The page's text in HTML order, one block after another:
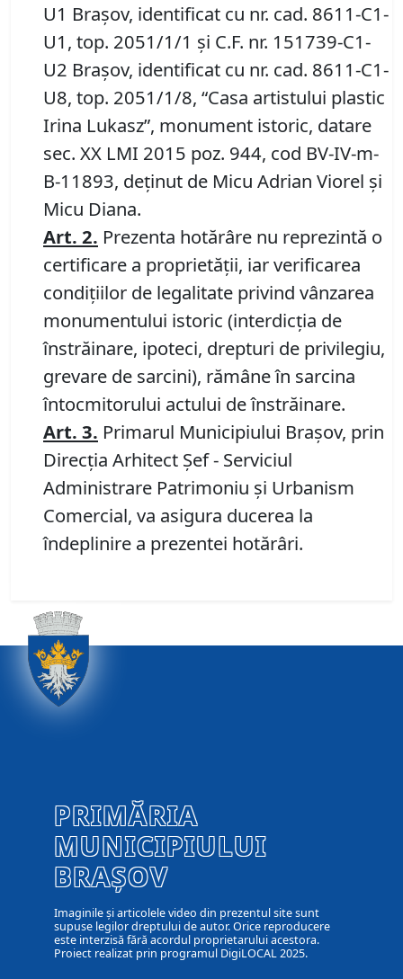
U1 Braşov, identificat cu nr. cad. 8611-C1-
U1, top. 2051/1/1 şi C.F. nr. 151739-C1-
U2 Braşov, identificat cu nr. cad. 8611-C1-
U8, top. 2051/1/8, “Casa artistului plastic
Irina Lukasz”, monument istoric, datare
sec. XX LMI 2015 poz. 944, cod BV-IV-m-
B-11893, deţinut de Micu Adrian Viorel şi
Micu Diana.
Art. 2. Prezenta hotărâre nu reprezintă o
certificare a proprietăţii, iar verificarea
condiţiilor de legalitate privind vânzarea
monumentului istoric (interdicţia de
înstrăinare, ipoteci, drepturi de privilegiu,
grevare de sarcini), rămâne în sarcina
întocmitorului actului de înstrăinare.
Art. 3. Primarul Municipiului Braşov, prin
Direcția Arhitect Șef - Serviciul
Administrare Patrimoniu şi Urbanism
Comercial, va asigura ducerea la
îndeplinire a prezentei hotărâri.
PRIMĂRIA
MUNICIPIULUI
BRAȘOV
Imaginile și articolele video din prezentul site sunt
supuse legilor dreptului de autor. Orice reproducere
este interzisă fără acordul proprietarului acestora.
Proiect realizat prin programul DigiLOCAL 2025.